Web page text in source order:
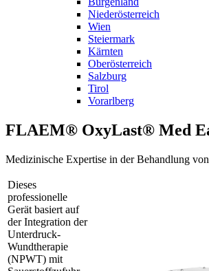
Niederösterreich
Wien
Steiermark
Kärnten
Oberösterreich
Salzburg
Tirol
Vorarlberg
FLAEM® OxyLast® Med
Medizinische Expertise in der Behandlung
Dieses
professionelle
Gerät basiert auf
der Integration der
Unterdruck-
Wundtherapie
(NPWT) mit